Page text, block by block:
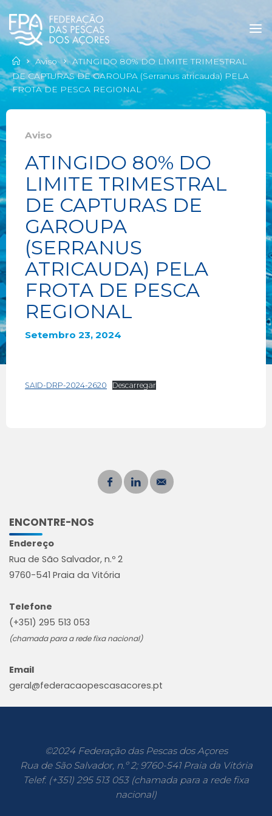
Aviso
ATINGIDO 80% DO LIMITE TRIMESTRAL
DE CAPTURAS DE GAROUPA (Serranus atricauda) PELA
FROTA DE PESCA REGIONAL
Aviso
ATINGIDO 80% DO
LIMITE TRIMESTRAL
DE CAPTURAS DE
GAROUPA
(SERRANUS
ATRICAUDA) PELA
FROTA DE PESCA
REGIONAL
Setembro 23, 2024
SAID-DRP-2024-2620 Descarregar
ENCONTRE-NOS
Endereço
Rua de São Salvador, n.º 2
9760-541 Praia da Vitória
Telefone
(+351) 295 513 053
(chamada para a rede fixa nacional)
Email
geral@federacaopescasacores.pt
©2024 Federação das Pescas dos Açores
Rua de São Salvador, n.º 2; 9760-541 Praia da Vitória
Telef. (+351) 295 513 053 (chamada para a rede fixa
nacional)